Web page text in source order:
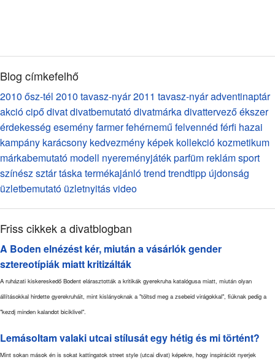
Blog címkefelhő
2010 ősz-tél 2010 tavasz-nyár2011 tavasz-nyáradventinaptár
akciócipődivatdivatbemutatódivatmárkadivattervezőékszer
érdekesség eseményfarmerfehérneműfelvennéd férfi hazai
kampány karácsony kedvezmény képek kollekció kozmetikum
márkabemutató modell nyereményjátékparfüm reklámsport
színész sztártáskatermékajánlótrend trendtipp újdonság
üzletbemutató üzletnyitásvideo
Friss cikkek a divatblogban
A Boden elnézést kér, miután a vásárlók gender
sztereotípiák miatt kritizálták
A ruházati kiskereskedő Bodent elárasztották a kritikák gyerekruha katalógusa miatt, miután olyan
állításokkal hirdette gyerekruháit, mint kislányoknak a "töltsd meg a zsebeid virágokkal", fiúknak pedig a
"kezdj minden kalandot biciklivel".
Lemásoltam valaki utcai stílusát egy hétig és mi történt?
Mint sokan mások én is sokat kattingatok street style (utcai divat) képekre, hogy inspirációt nyerjek